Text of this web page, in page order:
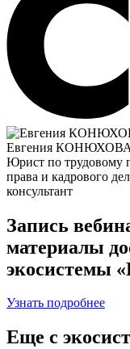
Евгения КОНЮХОВА
Юрист по трудовому
права и кадрового
консультант
Запись
материалы
экосистемы
Узнать подробнее
Еще с